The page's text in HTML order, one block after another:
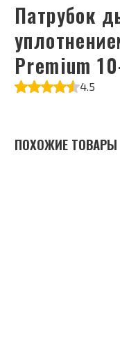
Патрубок дымоотводящий с
Premium
4.5
ПОХОЖИЕ ТОВАРЫ